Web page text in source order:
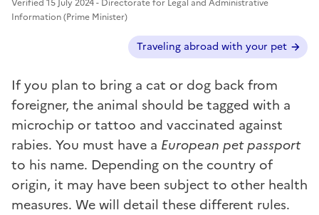
Verified 15 July 2024 - Directorate for Legal and Administrative
Information (Prime Minister)
Traveling abroad with your pet
If you plan to bring a cat or dog back from
foreigner, the animal should be tagged with a
microchip or tattoo and vaccinated against
rabies. You must have a European pet passport
to his name. Depending on the country of
origin, it may have been subject to other health
measures. We will detail these different rules.